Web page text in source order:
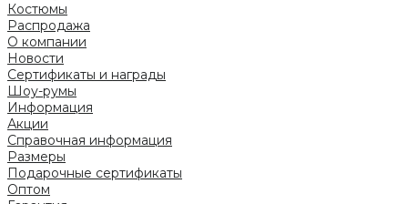
Костюмы
Распродажа
О компании
Новости
Сертификаты и награды
Шоу-румы
Информация
Акции
Справочная информация
Размеры
Подарочные сертификаты
Оптом